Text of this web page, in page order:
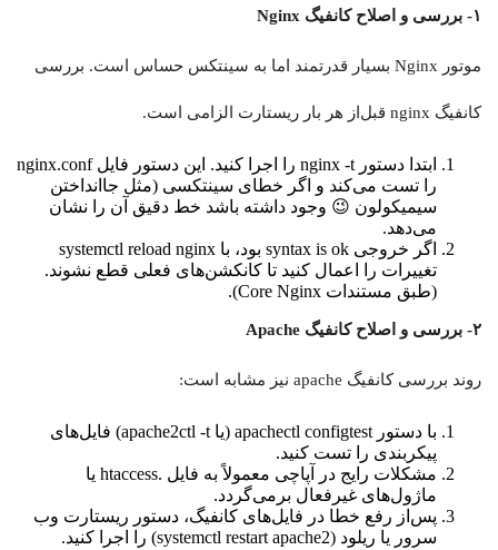
۱- بررسی و اصلاح کانفیگ Nginx
موتور Nginx بسیار قدرتمند اما به سینتکس حساس است. بررسی
کانفیگ nginx قبل‌از هر بار ریستارت الزامی است.
ابتدا دستور nginx -t را اجرا کنید. این دستور فایل nginx.conf
را تست می‌کند و اگر خطای سینتکسی (مثل جاانداختن
سیمیکولون 😉 وجود داشته باشد خط دقیق آن را نشان
می‌دهد.
اگر خروجی syntax is ok بود، با systemctl reload nginx
تغییرات را اعمال کنید تا کانکشن‌های فعلی قطع نشوند.
(طبق مستندات Core Nginx).
۲- بررسی و اصلاح کانفیگ Apache
روند بررسی کانفیگ apache نیز مشابه است:
با دستور apachectl configtest (یا apache2ctl -t) فایل‌های
پیکربندی را تست کنید.
مشکلات رایج در آپاچی معمولاً به فایل .htaccess یا
ماژول‌های غیرفعال برمی‌گردد.
پس‌از رفع خطا در فایل‌های کانفیگ، دستور ریستارت وب
سرور یا ریلود (systemctl restart apache2) را اجرا کنید.